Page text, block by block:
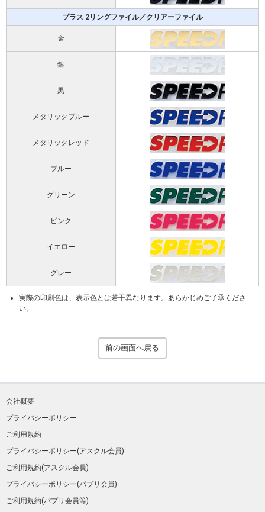
プラス 2リングファイル／クリアーファイル
金
銀
黒
メタリックブルー
メタリックレッド
ブルー
グリーン
ピンク
イエロー
グレー
実際の印刷色は、表示色とは若干異なります。あらかじめご了承くださ
い。
前の画面へ戻る
会社概要
プライバシーポリシー
ご利用規約
プライバシーポリシー(アスクル会員)
ご利用規約(アスクル会員)
プライバシーポリシー(パプリ会員)
ご利用規約(パプリ会員等)